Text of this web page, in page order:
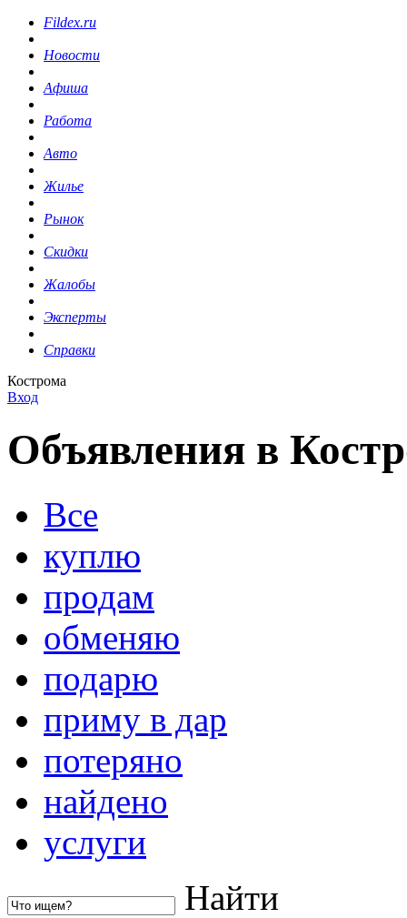
Fildex.ru
Новости
Афиша
Работа
Авто
Жилье
Рынок
Скидки
Жалобы
Эксперты
Справки
Кострома
Вход
Объявления в
Все
куплю
продам
обменяю
подарю
приму в дар
потеряно
найдено
услуги
Найти